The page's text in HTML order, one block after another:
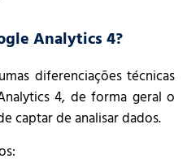
Analytics 4?
diferenciações técnicas
4, de forma geral o
captar de analisar dados.